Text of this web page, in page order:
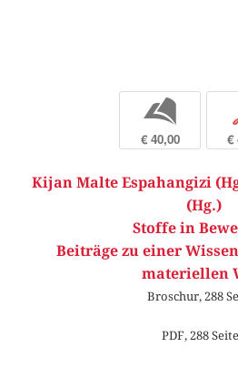
b
€ 40,00 €
Kijan Malte Espahangizi
(Hg.)
Stoffe in
Beiträge zu einer
materiellen
Broschur, 288
PDF, 288